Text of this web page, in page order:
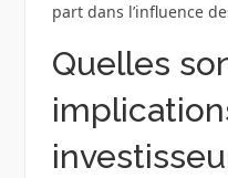
part dans l’influence
Quelles